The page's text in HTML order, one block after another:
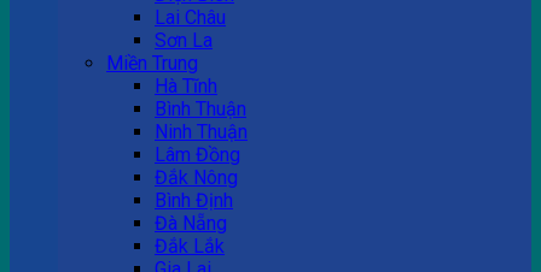
Lai Châu
Sơn La
Miền Trung
Hà Tĩnh
Bình Thuận
Ninh Thuận
Lâm Đồng
Đắk Nông
Bình Định
Đà Nẵng
Đắk Lắk